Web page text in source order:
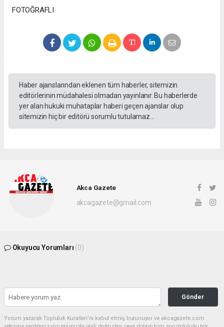
FOTOĞRAFLI
Haber ajanslarından eklenen tüm haberler, sitemizin
editörlerinin müdahalesi olmadan yayınlanır. Bu haberlerde
yer alan hukuki muhataplar haberi geçen ajanslar olup
sitemizin hiç bir editörü sorumlu tutulamaz...
Akca Gazete
akcagazete@gmail.com
Okuyucu Yorumları (0)
Gönder
Yorum yazarak Topluluk Kuralları’nı kabul etmiş bulunuyor ve akcagazete.com